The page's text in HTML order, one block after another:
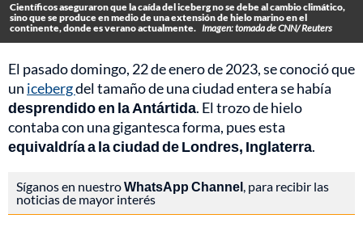
Científicos aseguraron que la caída del iceberg no se debe al cambio climático,
sino que se produce en medio de una extensión de hielo marino en el
continente, donde es verano actualmente. Imagen: tomada de CNN/ Reuters
El pasado domingo, 22 de enero de 2023, se conoció que
un icebergdel tamaño de una ciudad entera se había
desprendido en la Antártida. El trozo de hielo
contaba con una gigantesca forma, pues esta
equivaldría a la ciudad de Londres, Inglaterra.
Síganos en nuestroWhatsApp Channel, para recibir las
noticias de mayor interés